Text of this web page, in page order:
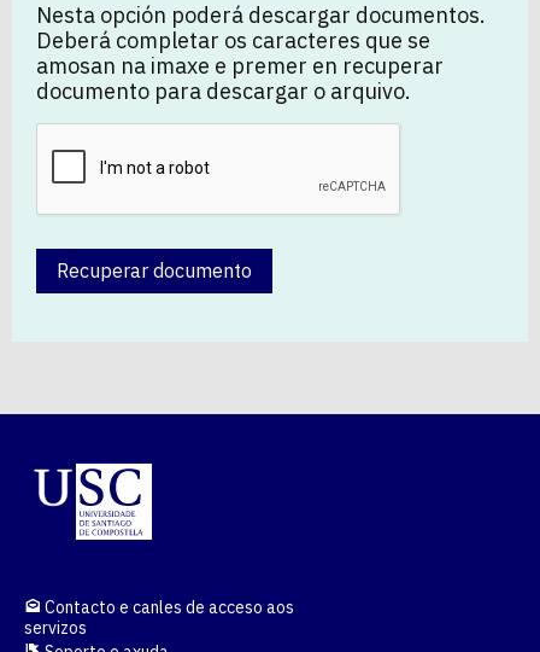
Nesta opción poderá descargar documentos.
Deberá completar os caracteres que se
amosan na imaxe e premer en recuperar
documento para descargar o arquivo.
Recuperar documento
Contacto e canles de acceso aos
servizos